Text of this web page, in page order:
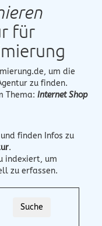
für
, um die
zu finden.
Thema: Internet Shop
finden Infos zu
.
indexiert, um
zu erfassen.